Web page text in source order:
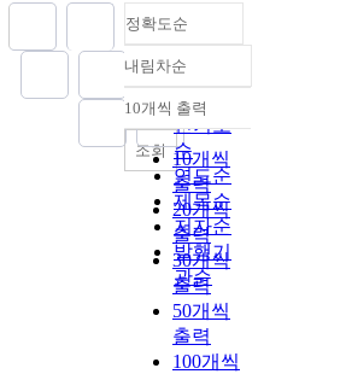
정확도순
정확도
순
인기도
순
연도순
제목순
저자순
발행기
관순
내림차순
내림차순
10개씩 출력
10개씩
출력
20개씩
출력
30개씩
출력
50개씩
출력
100개씩
조회